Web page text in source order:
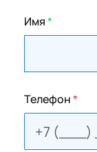
Имя*
Телефон*